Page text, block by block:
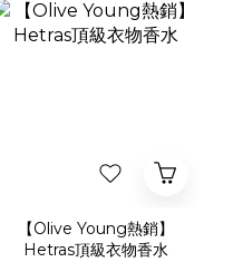
【Olive Young熱銷】
Hetras頂級衣物香水